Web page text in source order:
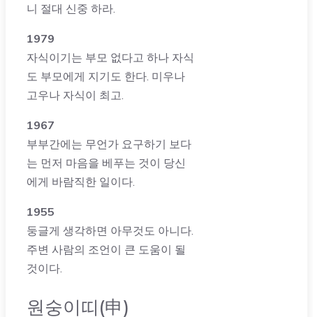
니 절대 신중 하라.
1979
자식이기는 부모 없다고 하나 자식
도 부모에게 지기도 한다. 미우나
고우나 자식이 최고.
1967
부부간에는 무언가 요구하기 보다
는 먼저 마음을 베푸는 것이 당신
에게 바람직한 일이다.
1955
둥글게 생각하면 아무것도 아니다.
주변 사람의 조언이 큰 도움이 될
것이다.
원숭이띠(申)